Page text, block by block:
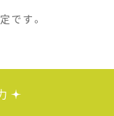
です。